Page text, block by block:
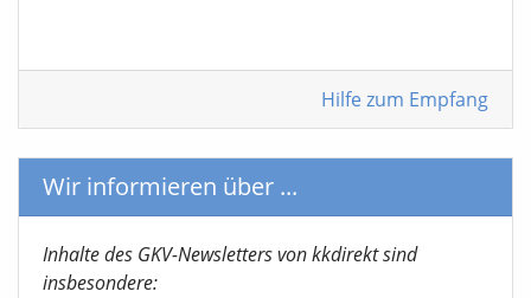
Hilfe zum Empfang
Wir informieren über ...
Inhalte des GKV-Newsletters von kkdirekt sind
insbesondere: